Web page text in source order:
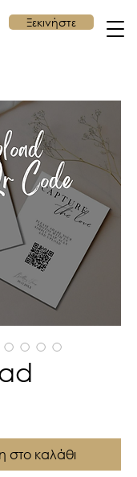
Ξεκινήστε
στο καλάθι